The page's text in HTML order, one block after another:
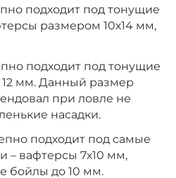
подходит под тонущие
размером 10х14 мм,
подходит под тонущие
мм. Данный размер
при ловле не
насадки.
подходит под самые
– вафтерсы 7х10 мм,
бойлы до 10 мм.